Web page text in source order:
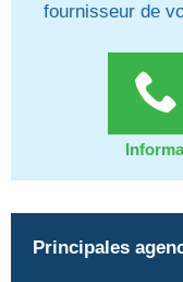
fournisseur de
Principales